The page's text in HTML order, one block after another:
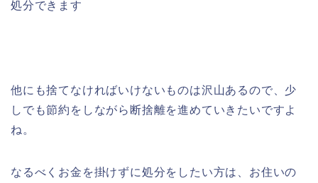
処分できます
他にも捨てなければいけないものは沢山あるので、少
しでも節約をしながら断捨離を進めていきたいですよ
ね。
なるべくお金を掛けずに処分をしたい方は、お住いの